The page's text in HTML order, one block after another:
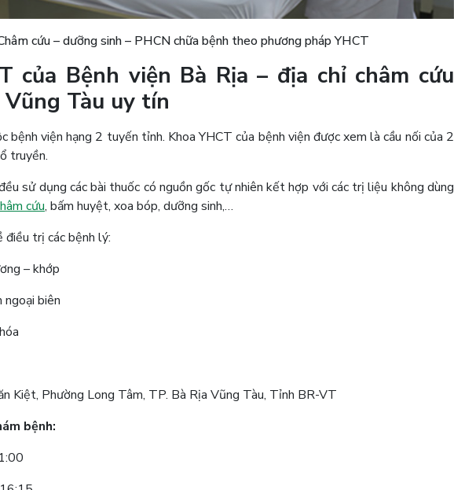
cứu – dưỡng sinh – PHCN chữa bệnh theo phương pháp YHCT
của Bệnh viện Bà Rịa – địa chỉ châm cứu
Tàu uy tín
bệnh viện hạng 2 tuyến tỉnh. Khoa YHCT của bệnh viện được xem là cầu nối của 2
truyền.
sử dụng các bài thuốc có nguồn gốc tự nhiên kết hợp với các trị liệu không dùng
cứu, bấm huyệt, xoa bóp, dưỡng sinh,…
điều trị các bệnh lý:
– khớp
ngoại biên
Kiệt, Phường Long Tâm, TP. Bà Rịa Vũng Tàu, Tỉnh BR-VT
bệnh: